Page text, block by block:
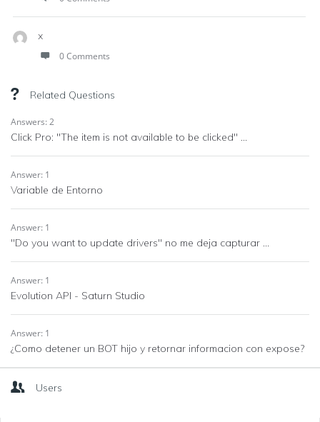
x
0 Comments
Related Questions
Answers: 2
Click Pro: "The item is not available to be clicked" ...
Answer: 1
Variable de Entorno
Answer: 1
"Do you want to update drivers" no me deja capturar ...
Answer: 1
Evolution API - Saturn Studio
Answer: 1
¿Como detener un BOT hijo y retornar informacion con expose?
Users